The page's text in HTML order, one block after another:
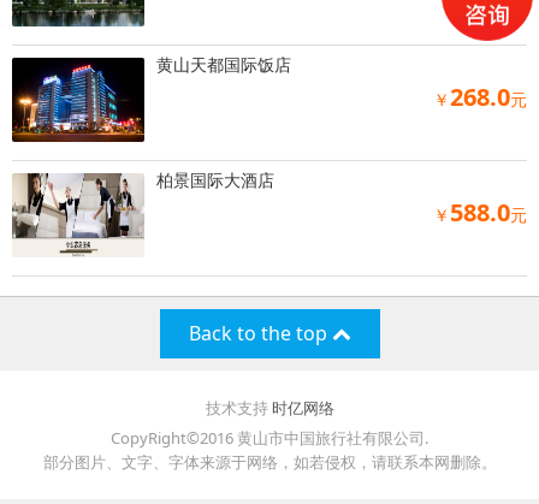
黄山天都国际饭店
￥268.0元
柏景国际大酒店
￥ 588.0元
Back to the top
技术支持时亿网络
CopyRight©2016 黄山市中国旅行社有限公司.
部分图片、文字、字体来源于网络，如若侵权，请联系本网删除。